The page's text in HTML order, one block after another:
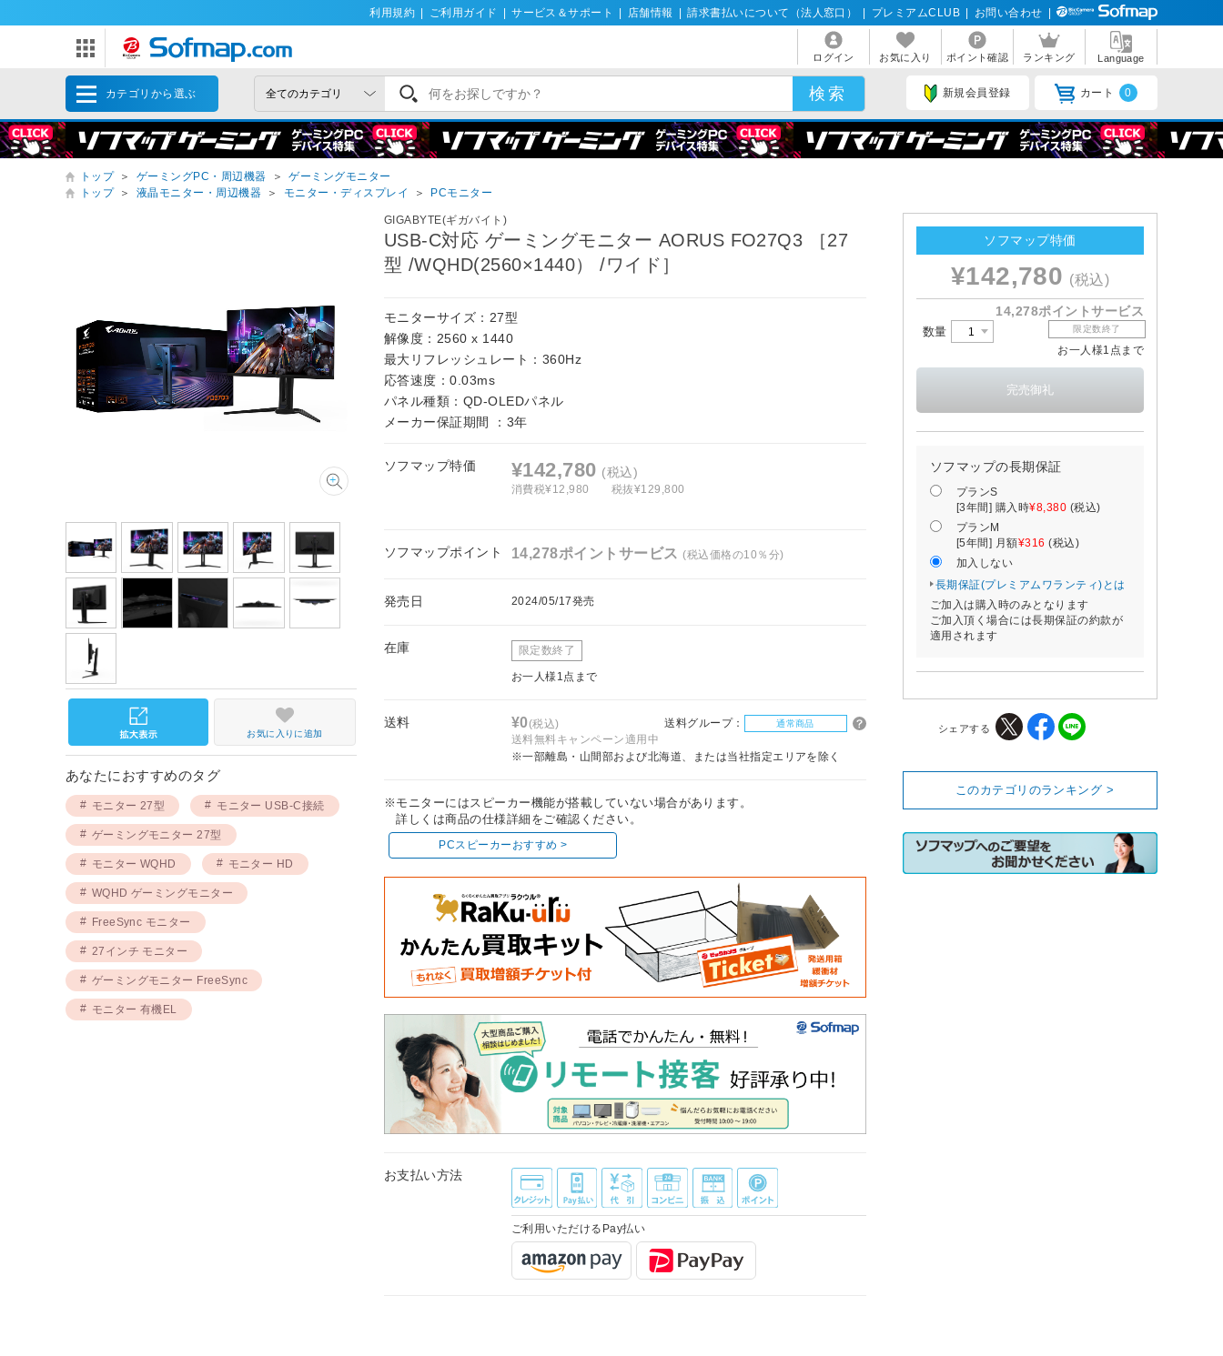
利用規約 ご利用ガイド サービス＆サポート 店舗情報 請求書払いについて（法人窓口） プレミアムCLUB お問い合わせ
ログイン お気に入り ポイント確認 ランキング Language
カテゴリから選ぶ 新規会員登録 カート 0
トップ ＞ ゲーミングPC・周辺機器 ＞
ゲーミングモニター
トップ
＞ 液晶モニター・周辺機器 ＞ モニター・ディスプレイ ＞ PCモニター
GIGABYTE(ギガバイト)
USB-C対応 ゲーミングモニター AORUS FO27Q3 ［27
型 /WQHD(2560×1440） /ワイド］
モニターサイズ：27型
解像度：2560 x 1440
最大リフレッシュレート：360Hz
応答速度：0.03ms
パネル種類：QD-OLEDパネル
メーカー保証期間 ：3年
ソフマップ特価 ¥142,780 (税込)
消費税¥12,980 税抜¥129,800
ソフマップポイント 14,278ポイントサービス(税込価格の10％分)
発売日 2024/05/17発売
在庫 限定数終了
お一人様1点まで
送料 ¥0(税込) 送料グループ： 通常商品
送料無料キャンペーン適用中
※一部離島・山間部および北海道、または当社指定エリアを除く
※モニターにはスピーカー機能が搭載していない場合があります。
詳しくは商品の仕様詳細をご確認ください。
PCスピーカーおすすめ >
お支払い方法
ご利用いただけるPay払い
お気に入りに追加
あなたにおすすめのタグ
モニター 27型 モニター USB-C接続
ゲーミングモニター 27型
モニター WQHD モニター HD
WQHD ゲーミングモニター
FreeSync モニター
27インチ モニター
ゲーミングモニター FreeSync
モニター 有機EL
ソフマップ特価
¥142,780 (税込)
14,278ポイントサービス
数量 限定数終了
お一人様1点まで
ソフマップの長期保証
プランS
[3年間] 購入時¥8,380 (税込)
プランM
[5年間] 月額¥316 (税込)
加入しない
長期保証(プレミアムワランティ)とは
ご加入は購入時のみとなります
ご加入頂く場合には長期保証の約款が
適用されます
シェアする
このカテゴリのランキング >